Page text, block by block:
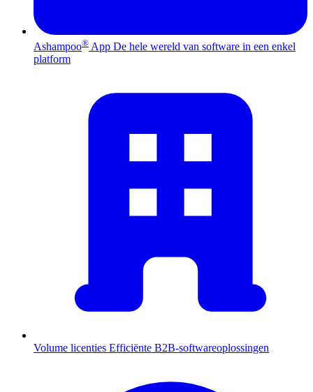
Ashampoo® App De hele wereld van software in een enkel
platform
Volume licenties Efficiënte B2B-softwareoplossingen